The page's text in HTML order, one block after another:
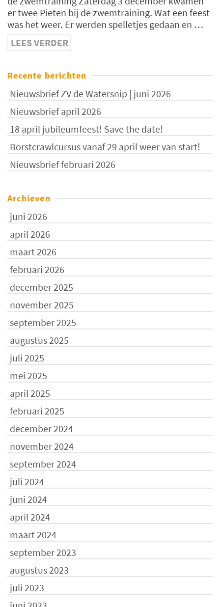
er twee Pieten bij de zwemtraining. Wat een feest
was het weer. Er werden spelletjes gedaan en …
LEES VERDER
Recente berichten
Nieuwsbrief ZV de Watersnip | juni 2026
Nieuwsbrief april 2026
18 april jubileumfeest! Save the date!
Borstcrawlcursus vanaf 29 april weer van start!
Nieuwsbrief februari 2026
Archieven
juni 2026
april 2026
maart 2026
februari 2026
december 2025
november 2025
september 2025
augustus 2025
juli 2025
mei 2025
april 2025
februari 2025
december 2024
november 2024
september 2024
juli 2024
juni 2024
april 2024
maart 2024
september 2023
augustus 2023
juli 2023